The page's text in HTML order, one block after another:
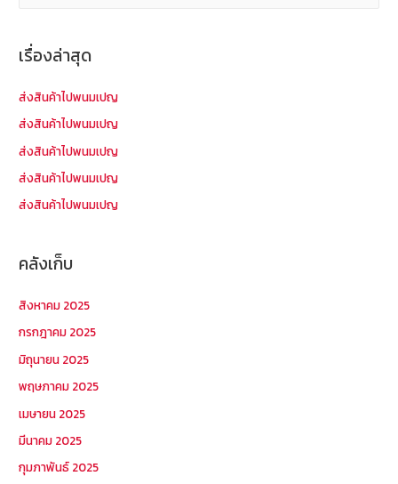
ห
รั
เรื่องล่าสุด
ส่งสินค้าไปพนมเปญ
ส่งสินค้าไปพนมเปญ
ส่งสินค้าไปพนมเปญ
ส่งสินค้าไปพนมเปญ
ส่งสินค้าไปพนมเปญ
คลังเก็บ
สิงหาคม 2025
กรกฎาคม 2025
มิถุนายน 2025
พฤษภาคม 2025
เมษายน 2025
มีนาคม 2025
กุมภาพันธ์ 2025